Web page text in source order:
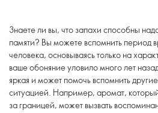
Знаете ли вы, что запахи способны
памяти? Вы можете вспомнить период
человека, основываясь только на
ваше обоняние уловило много лет
яркая и может помочь вспомнить
ситуацией. Например, аромат,
за границей, может вызвать